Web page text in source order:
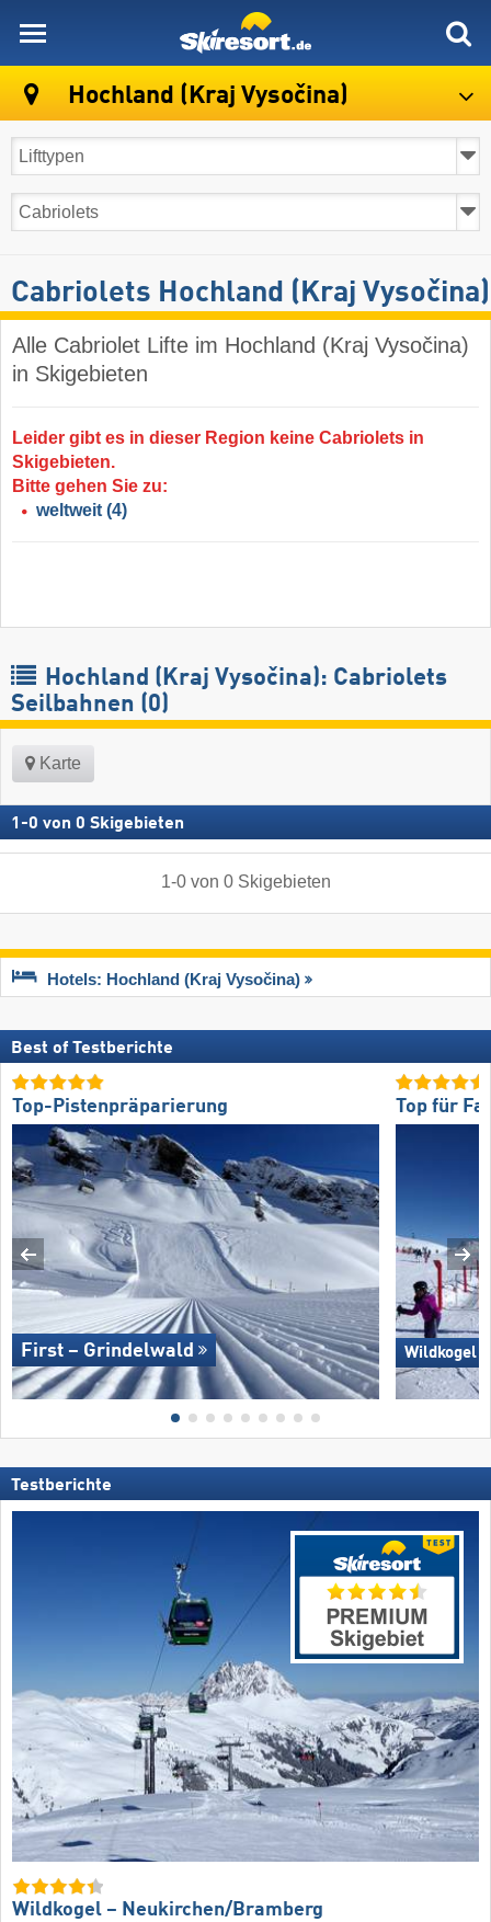
Hochland (Kraj Vysočina)
Cabriolets Hochland (Kraj Vysočina)
Alle Cabriolet Lifte im Hochland (Kraj Vysočina)
in Skigebieten
Leider gibt es in dieser Region keine Cabriolets in
Skigebieten.
Bitte gehen Sie zu:
weltweit (4)
Hochland (Kraj Vysočina): Cabriolets
Seilbahnen (0)
Karte
1 -0 von 0 Skigebieten
1-0von 0 Skigebieten
Hotels: Hochland (Kraj Vysočina)
Best of Testberichte
Top-Pistenpräparierung
First – Grindelwald
Top für
Wildkogel
Testberichte
Wildkogel – Neukirchen/​Bramberg